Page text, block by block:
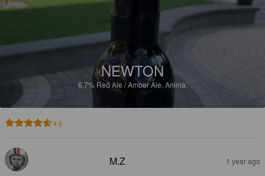
NEWTON
6.7% Red Ale / Amber Ale. Anima.
4.6
M.Z 1 year ago